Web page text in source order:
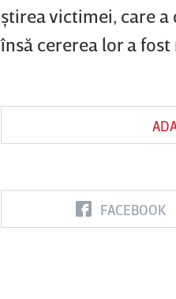
ştirea victimei, care a
însă cererea lor a
FACEBOOK